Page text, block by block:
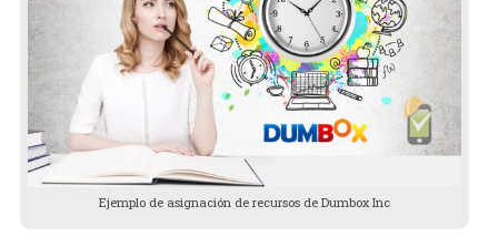
Ejemplo de asignación de recursos de Dumbox Inc